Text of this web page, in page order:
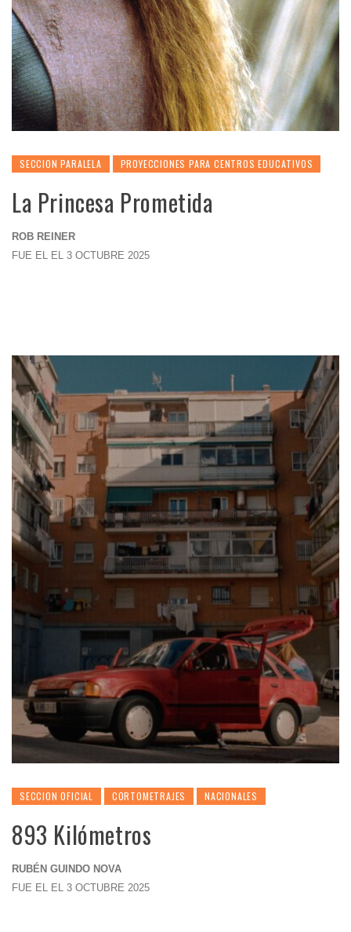
SECCION PARALELA PROYECCIONES PARA CENTROS EDUCATIVOS
La Princesa Prometida
ROB REINER
FUE EL EL 3 OCTUBRE 2025
SECCION OFICIAL CORTOMETRAJES NACIONALES
893 Kilómetros
RUBÉN GUINDO NOVA
FUE EL EL 3 OCTUBRE 2025